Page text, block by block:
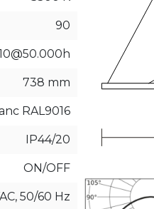
90
738 mm
RAL9016
IP44/20
ON/OFF
50/60 Hz